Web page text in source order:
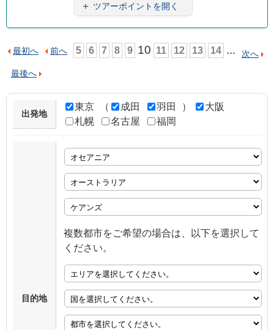
＋ ツアーポイントを開く
最初へ 前へ 5 6 7 8 9 10 11 12 13 14 ...
次へ
最後へ
出発地
東京 （ 成田 羽田 ）
大阪
札幌
名古屋 福岡
目的地
複数都市をご希望の場合は、以下を選択して
ください。